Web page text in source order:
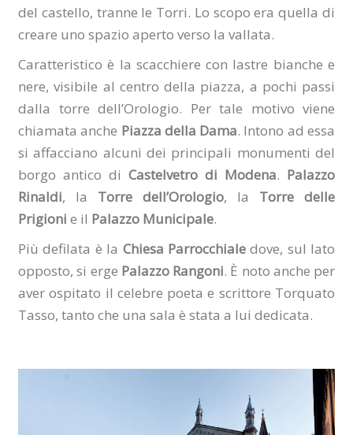
del castello, tranne le Torri. Lo scopo era quella di
creare uno spazio aperto verso la vallata.
Caratteristico è la scacchiere con lastre bianche e
nere, visibile al centro della piazza, a pochi passi
dalla torre dell’Orologio. Per tale motivo viene
chiamata anche Piazza della Dama. Intono ad essa
si affacciano alcuni dei principali monumenti del
borgo antico di Castelvetro di Modena. Palazzo
Rinaldi, la Torre dell’Orologio, la Torre delle
Prigioni e il Palazzo Municipale.
Più defilata è la Chiesa Parrocchialedove, sul lato
opposto, si erge Palazzo Rangoni. È noto anche per
aver ospitato il celebre poeta e scrittore Torquato
Tasso, tanto che una sala è stata a lui dedicata.